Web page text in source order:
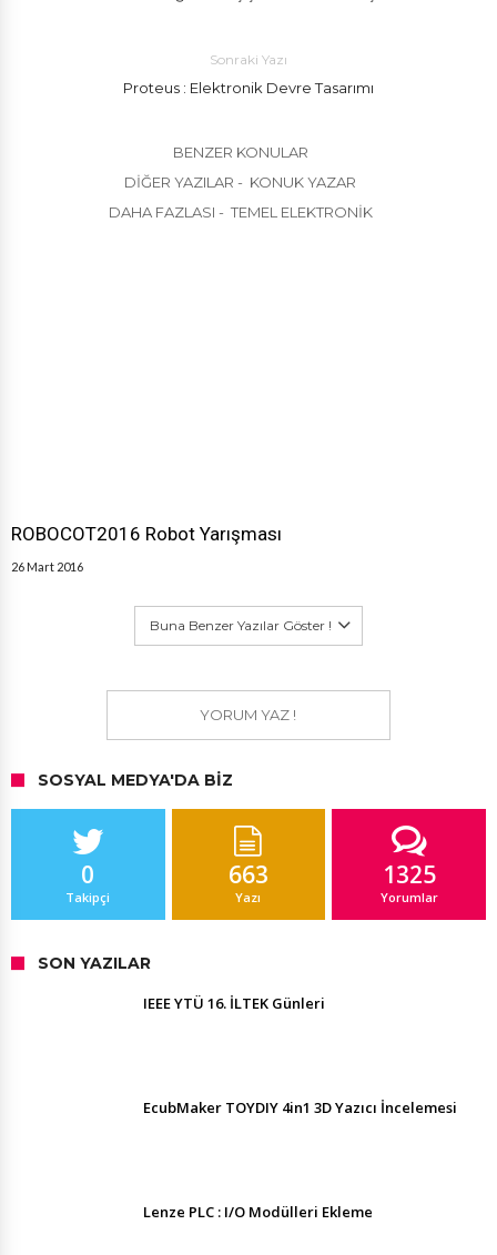
Sonraki Yazı
Proteus : Elektronik Devre Tasarımı
BENZER KONULAR
DIĞER YAZILAR - KONUK YAZAR
DAHA FAZLASI - TEMEL ELEKTRONIK
ROBOCOT2016 Robot Yarışması
26 Mart 2016
Buna Benzer Yazılar Göster !
YORUM YAZ !
SOSYAL MEDYA'DA BIZ
0
Takipçi
663
Yazı
1325
Yorumlar
SON YAZILAR
IEEE YTÜ 16. İLTEK Günleri
EcubMaker TOYDIY 4in1 3D Yazıcı İncelemesi
Lenze PLC : I/O Modülleri Ekleme